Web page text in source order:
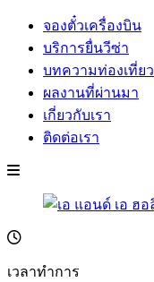
จองตั๋วเครื่องบิน
บริการยื่นวีซ่า
บทความท่องเที่ยว
ผลงานที่ผ่านมา
เกี่ยวกับเรา
ติดต่อเรา
เวลาทำการ